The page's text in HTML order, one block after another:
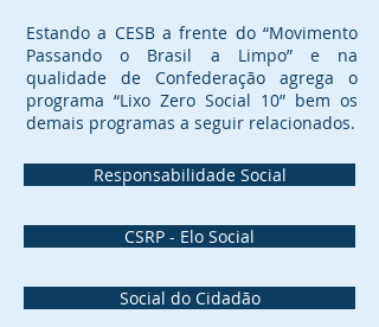
Estando a CESB a frente do “Movimento
Passando o Brasil a Limpo” e na
qualidade de Confederação agrega o
programa “Lixo Zero Social 10” bem os
demais programas a seguir relacionados.
Responsabilidade Social
CSRP - Elo Social
Social do Cidadão